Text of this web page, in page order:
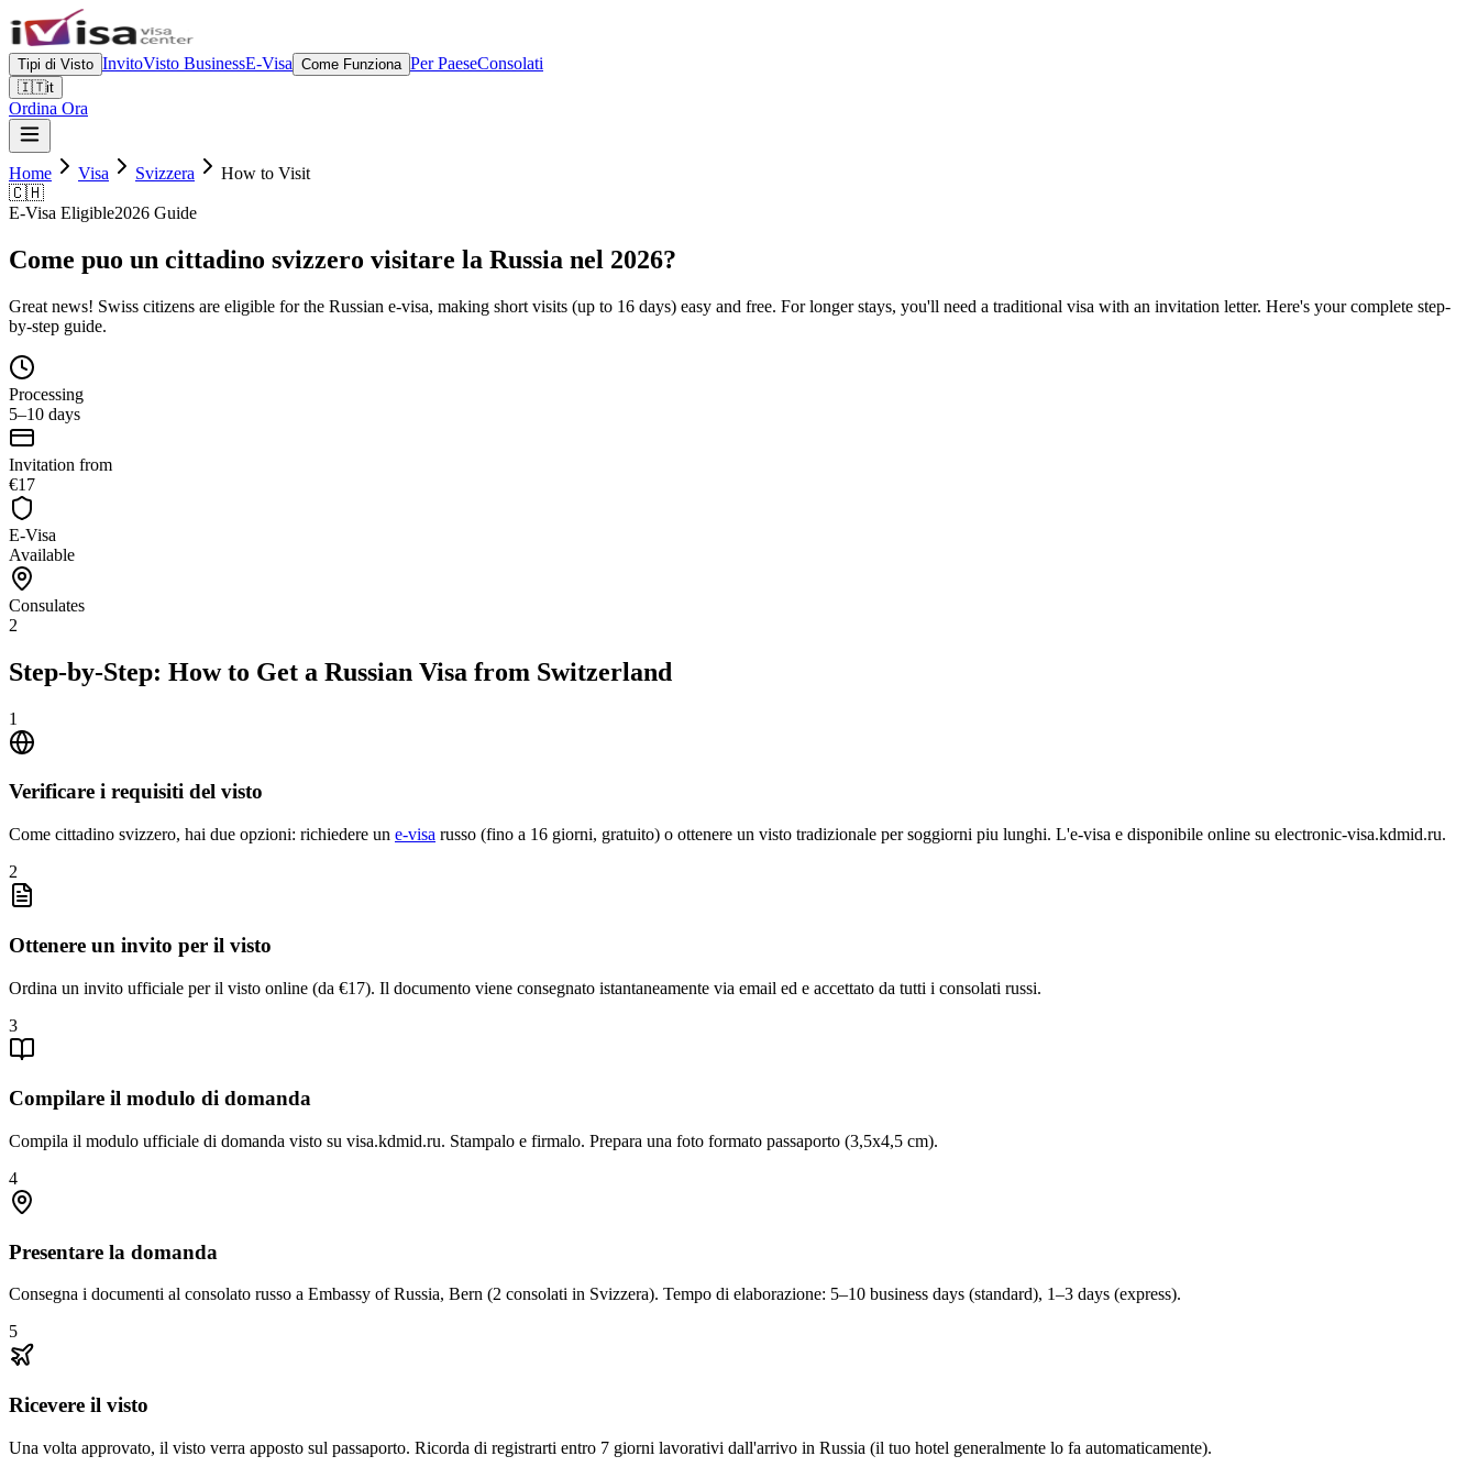
Tipi di Visto InvitoVisto BusinessE-Visa Come Funziona Per PaeseConsolati
🇮🇹it
Ordina Ora
Home Visa Svizzera
How to Visit
🇨🇭
E-Visa Eligible2026 Guide
Come puo un cittadino svizzero visitare la Russia nel 2026?
Great news! Swiss citizens are eligible for the Russian e-visa, making short visits (up to 16 days) easy and free. For longer stays, you'll need a traditional visa with an invitation letter. Here's your complete step-
by-step guide.
Processing
5–10 days
Invitation from
€17
E-Visa
Available
Consulates
2
Step-by-Step: How to Get a Russian Visa from Switzerland
1
Verificare i requisiti del visto
Come cittadino svizzero, hai due opzioni: richiedere un e-visa russo (fino a 16 giorni, gratuito) o ottenere un visto tradizionale per soggiorni piu lunghi. L'e-visa e disponibile online su electronic-visa.kdmid.ru.
2
Ottenere un invito per il visto
Ordina un invito ufficiale per il visto online (da €17). Il documento viene consegnato istantaneamente via email ed e accettato da tutti i consolati russi.
3
Compilare il modulo di domanda
Compila il modulo ufficiale di domanda visto su visa.kdmid.ru. Stampalo e firmalo. Prepara una foto formato passaporto (3,5x4,5 cm).
4
Presentare la domanda
Consegna i documenti al consolato russo a Embassy of Russia, Bern (2 consolati in Svizzera). Tempo di elaborazione: 5–10 business days (standard), 1–3 days (express).
5
Ricevere il visto
Una volta approvato, il visto verra apposto sul passaporto. Ricorda di registrarti entro 7 giorni lavorativi dall'arrivo in Russia (il tuo hotel generalmente lo fa automaticamente).